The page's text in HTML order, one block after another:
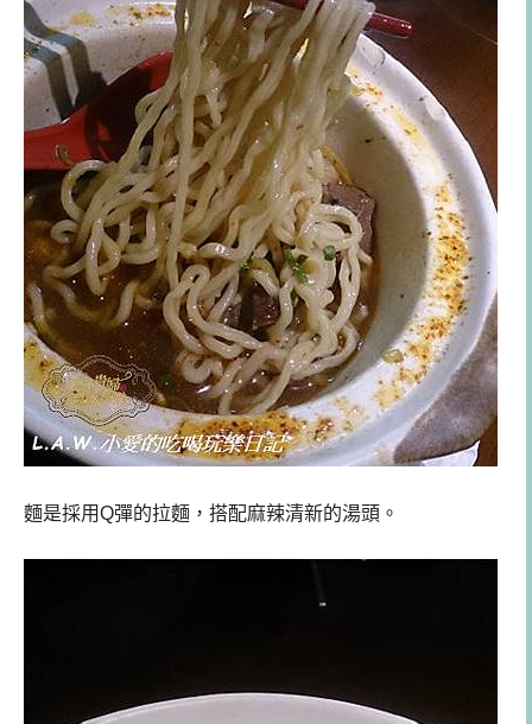
麵是採用Q彈的拉麵，搭配麻辣清新的湯頭。